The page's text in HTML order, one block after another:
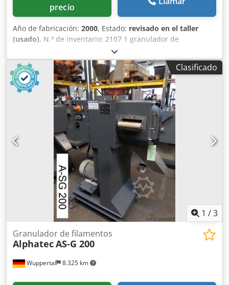
precio
Año de fabricación: 2000, Estado: revisado en el taller
(usado), N.º de inventario: 2107 1 granulador de
filamentos usado, parcialmente reacondicionado y con
pruebas de funcionamiento realizadas. COMAC Modelo
SG-100 SV Ancho de entrada de filamentos: 100 mm Ancho
del rotor de corte: 110 mm Rotor de corte paralelo con 32
dientes Diámetro del rotor: 200 mm >> Ajuste de la
longitud de corte de los gránulos de filamentos 2 motores:
1 para el rotor de corte: 4 kW 1 para el rodillo de
alimentación: 1,5 kW con caja reductora STÖBER Carcasa
insonorizada de la cámara de granulación Posibilidad de
inspección y prueba de funcionamiento en breve, previa
cita. También tenemos disponibles en stock depósitos de
enfriamiento de filamentos, sopladores de filamentos y
tamices clasificadores adecuados. Otros granuladores de
filamentos y otros sistemas/instalaciones de granulación
disponibles en stock (granulación por anillo de agua,
granulación por soplado en caliente y granulación
sumergida). Dcsdpfx Aloiyyc Es Dsk
Clasificado
1 /3
Wuppertal 8.325 km
Granulador de filamentos
AlphatecAS-G 200